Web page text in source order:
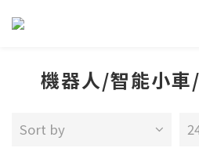
機器人/智能小
Sort by